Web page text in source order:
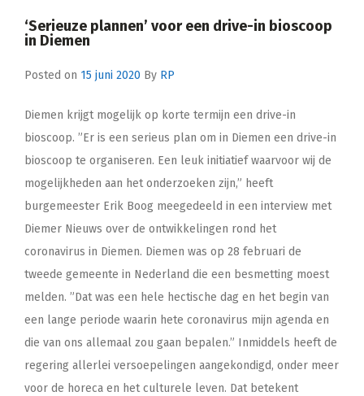
‘Serieuze plannen’ voor een drive-in bioscoop
in Diemen
Posted on 15 juni 2020 By RP
Diemen krijgt mogelijk op korte termijn een drive-in
bioscoop. ”Er is een serieus plan om in Diemen een drive-in
bioscoop te organiseren. Een leuk initiatief waarvoor wij de
mogelijkheden aan het onderzoeken zijn,” heeft
burgemeester Erik Boog meegedeeld in een interview met
Diemer Nieuws over de ontwikkelingen rond het
coronavirus in Diemen. Diemen was op 28 februari de
tweede gemeente in Nederland die een besmetting moest
melden. ”Dat was een hele hectische dag en het begin van
een lange periode waarin hete coronavirus mijn agenda en
die van ons allemaal zou gaan bepalen.” Inmiddels heeft de
regering allerlei versoepelingen aangekondigd, onder meer
voor de horeca en het culturele leven. Dat betekent